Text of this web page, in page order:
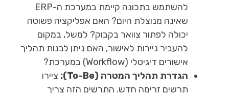
להשתמש בתכונה קיימת במערכת ה-ERP
שאינה מנוצלת היום? האם אפליקציה פשוטה
יכולה לפתור צוואר בקבוק? למשל, במקום
להעביר ניירות לאישור, האם ניתן לבנות תהליך
אישורים דיגיטלי (Workflow) במערכת?
הגדרת תהליך המטרה (To-Be):
ציירו
תרשים זרימה חדש. התרשים הזה צריך